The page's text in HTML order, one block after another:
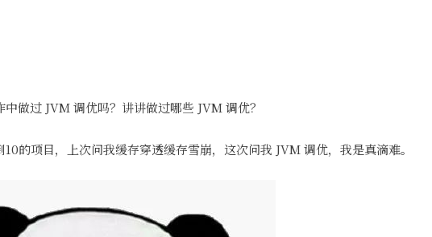
做过 JVM 调优吗？讲讲做过哪些 JVM 调优？
10的项目，上次问我缓存穿透缓存雪崩，这次问我 JVM 调优，我是真滴难。